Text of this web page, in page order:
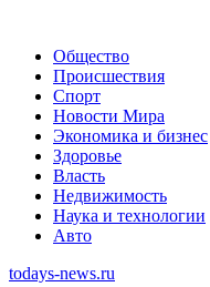
Общество
Происшествия
Спорт
Новости Мира
Экономика и бизнес
Здоровье
Власть
Недвижимость
Наука и технологии
Авто
todays-news.ru